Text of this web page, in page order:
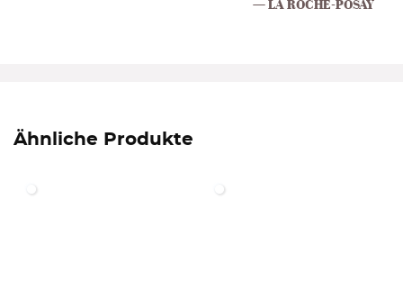
LA ROCHE-POSAY
Ähnliche Produkte